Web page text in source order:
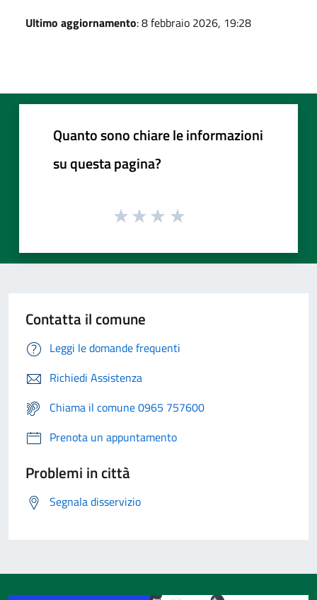
Ultimo aggiornamento: 8 febbraio 2026, 19:28
Quanto sono chiare le informazioni
su questa pagina?
Contatta il comune
Leggi le domande frequenti
Richiedi Assistenza
Chiama il comune 0965 757600
Prenota un appuntamento
Problemi in città
Segnala disservizio